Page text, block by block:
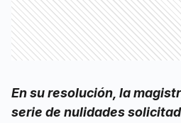
En su resolución, la
serie de nulidades